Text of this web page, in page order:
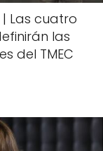
Las cuatro
las
del TMEC